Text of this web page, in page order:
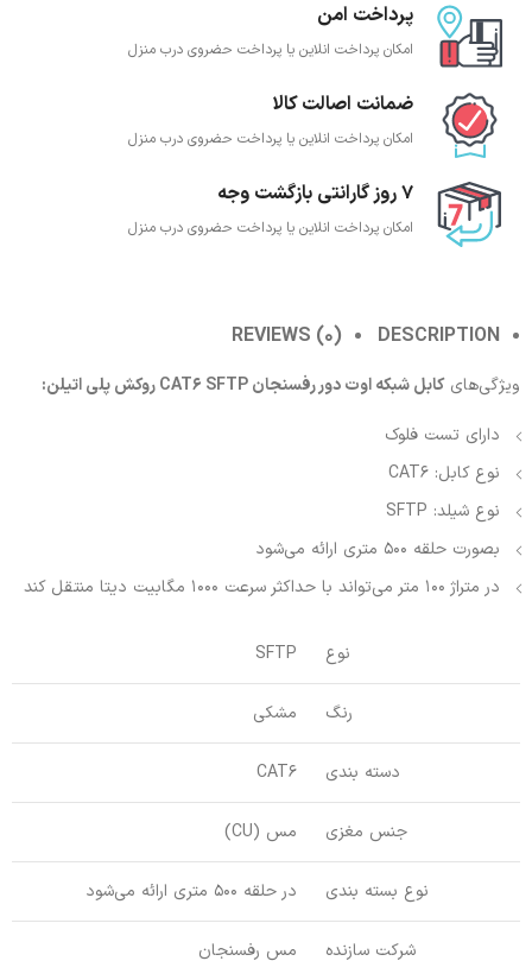
پرداخت امن
امکان پرداخت انلاین یا پرداخت حضروی درب منزل
ضمانت اصالت کالا
امکان پرداخت انلاین یا پرداخت حضروی درب منزل
7 روز گارانتی بازگشت وجه
امکان پرداخت انلاین یا پرداخت حضروی درب منزل
DESCRIPTION
REVIEWS (0)
ویژگی‌هایکابل شبکه اوت دور رفسنجان CAT6 SFTP روکش پلی اتیلن:
دارای تست فلوک
نوع کابل: CAT6
نوع شیلد: SFTP
بصورت حلقه 500 متری ارائه می‌شود
در متراژ 100 متر می‌تواند با حداکثر سرعت 1000 مگابیت دیتا منتقل کند
نوع SFTP
رنگ مشکی
دسته بندی CAT6
جنس مغزی مس (CU)
نوع بسته بندی در حلقه 500 متری ارائه می‌شود
شرکت سازنده مس رفسنجان